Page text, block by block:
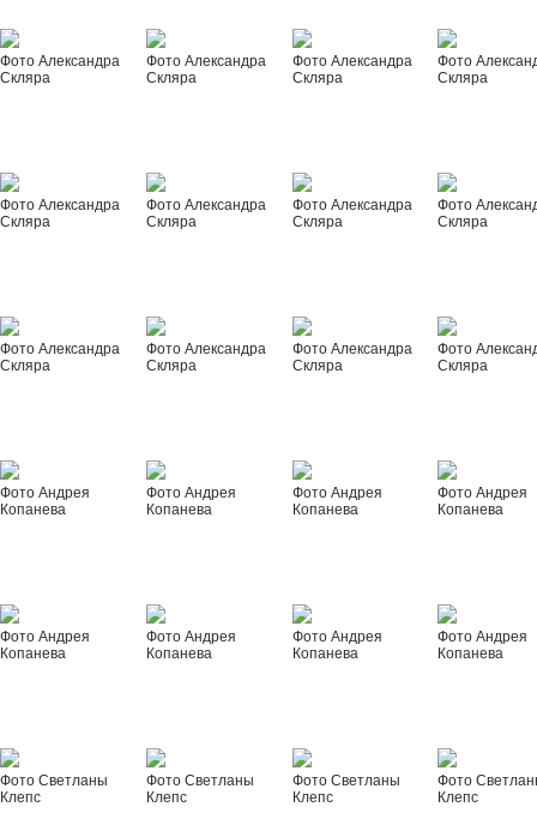
Фото Александра
Скляра
Фото Александра
Скляра
Фото Александра
Скляра
Фото
Скляра
Фото Александра
Скляра
Фото Александра
Скляра
Фото Александра
Скляра
Фото
Скляра
Фото Александра
Скляра
Фото Александра
Скляра
Фото Александра
Скляра
Фото
Скляра
Фото Андрея
Копанева
Фото Андрея
Копанева
Фото Андрея
Копанева
Фото Андрея
Копанева
Фото Андрея
Копанева
Фото Андрея
Копанева
Фото Андрея
Копанева
Фото Андрея
Копанева
Фото Светланы
Клепс
Фото Светланы
Клепс
Фото Светланы
Клепс
Фото
Клепс